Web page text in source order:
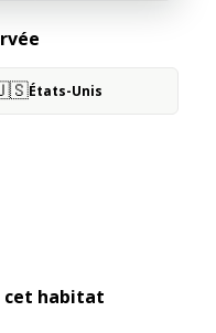
États-Unis
cet habitat